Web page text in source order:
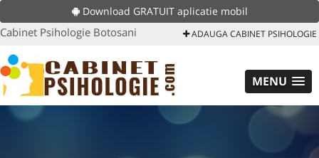
Download GRATUIT aplicatie mobil
Cabinet Psihologie Botosani ADAUGA CABINET PSIHOLOGIE
MENU